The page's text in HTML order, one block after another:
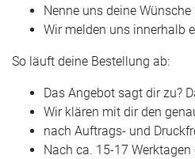
Nenne uns deine
Wir melden uns innerhalb
So läuft deine Bestellung ab:
Das Angebot sagt dir zu?
Wir klären mit dir den
nach Auftrags- und
Nach ca. 15-17